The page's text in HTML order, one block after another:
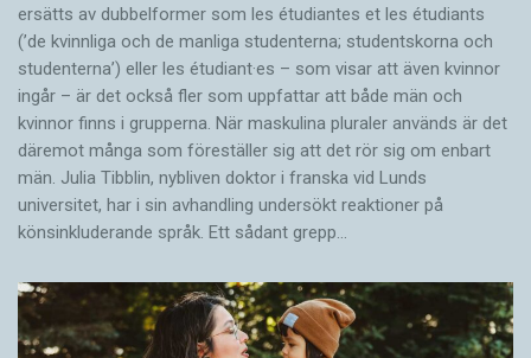
ersätts av dubbel­former som les étudiantes et les étudiants
(’de kvinnliga och de manliga studenterna; studentskorna och
studenterna’) eller les étudiant·es – som visar att även kvinnor
ingår – är det också fler som uppfattar att både män och
kvinnor finns i grupperna. När maskulina pluraler används är det
där­emot många som föreställer sig att det rör sig om enbart
män. Julia Tibblin, nybliven doktor i franska vid Lunds
universitet, har i sin avhandling undersökt reaktioner på
könsinkluderande språk. Ett sådant grepp…